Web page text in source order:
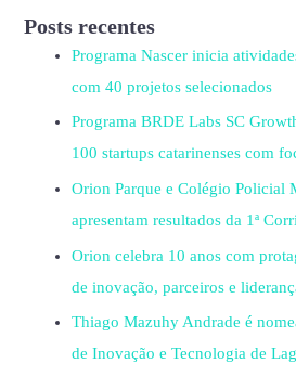
Posts recentes
Programa Nascer inicia
com 40 projetos selecionados
Programa BRDE Labs SC
100 startups catarinenses com
Orion Parque e Colégio Policial
apresentam resultados da 1ª
Orion celebra 10 anos com
de inovação, parceiros e
Thiago Mazuhy Andrade é
de Inovação e Tecnologia de